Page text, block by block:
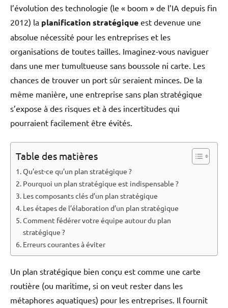
l’évolution des technologie (le « boom » de l’IA depuis fin
2012) la planification stratégique est devenue une
absolue nécessité pour les entreprises et les
organisations de toutes tailles. Imaginez-vous naviguer
dans une mer tumultueuse sans boussole ni carte. Les
chances de trouver un port sûr seraient minces. De la
même manière, une entreprise sans plan stratégique
s’expose à des risques et à des incertitudes qui
pourraient facilement être évités.
Table des matières
Qu’est-ce qu’un plan stratégique ?
Pourquoi un plan stratégique est indispensable ?
Les composants clés d’un plan stratégique
Les étapes de l’élaboration d’un plan stratégique
Comment fédérer votre équipe autour du plan
stratégique ?
Erreurs courantes à éviter
Un plan stratégique bien conçu est comme une carte
routière (ou maritime, si on veut rester dans les
métaphores aquatiques) pour les entreprises. Il fournit